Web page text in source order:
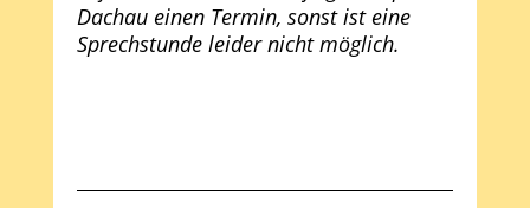
Dachau einen Termin, sonst ist eine
Sprechstunde leider nicht möglich.